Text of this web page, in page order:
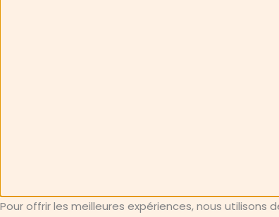
Pour offrir les meilleures expériences, nous